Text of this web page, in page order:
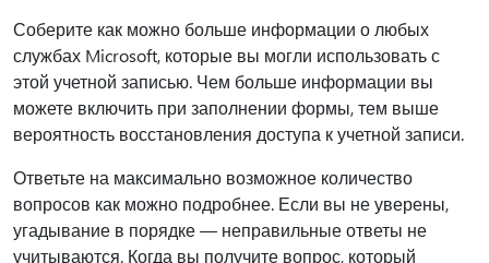
Соберите как можно больше информации о любых
службах Microsoft, которые вы могли использовать с
этой учетной записью. Чем больше информации вы
можете включить при заполнении формы, тем выше
вероятность восстановления доступа к учетной записи.
Ответьте на максимально возможное количество
вопросов как можно подробнее. Если вы не уверены,
угадывание в порядке — неправильные ответы не
учитываются. Когда вы получите вопрос, который